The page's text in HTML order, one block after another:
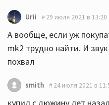
Urii 29 июля 2021 в 13:20
А вообще, если уж
mk2 трудно найти. И
похвал
smith 24 июля 2021 в